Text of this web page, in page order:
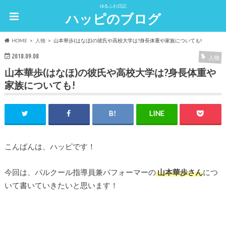
ゆるふわ日記
ハッピのブログ
HOME 人物 山本華歩(はなほ)の彼氏や高校大学は?身長体重や家族についても!
2018.09.08 人物
山本華歩(はなほ)の彼氏や高校大学は?身長体重や
家族についても!
こんばんは、ハッピです！
今回は、パルクール指導員兼パフォーマーの山本華歩さんにつ
いて書いていきたいと思います！